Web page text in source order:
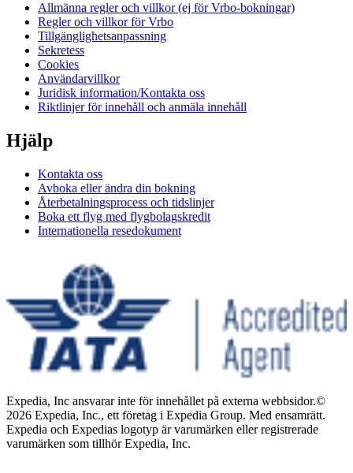
Allmänna regler och villkor (ej för Vrbo-bokningar)
Regler och villkor för Vrbo
Tillgänglighetsanpassning
Sekretess
Cookies
Användarvillkor
Juridisk information/Kontakta oss
Riktlinjer för innehåll och anmäla innehåll
Hjälp
Kontakta oss
Avboka eller ändra din bokning
Återbetalningsprocess och tidslinjer
Boka ett flyg med flygbolagskredit
Internationella resedokument
Expedia, Inc ansvarar inte för innehållet på externa webbsidor.©
2026 Expedia, Inc., ett företag i Expedia Group. Med ensamrätt.
Expedia och Expedias logotyp är varumärken eller registrerade
varumärken som tillhör Expedia, Inc.